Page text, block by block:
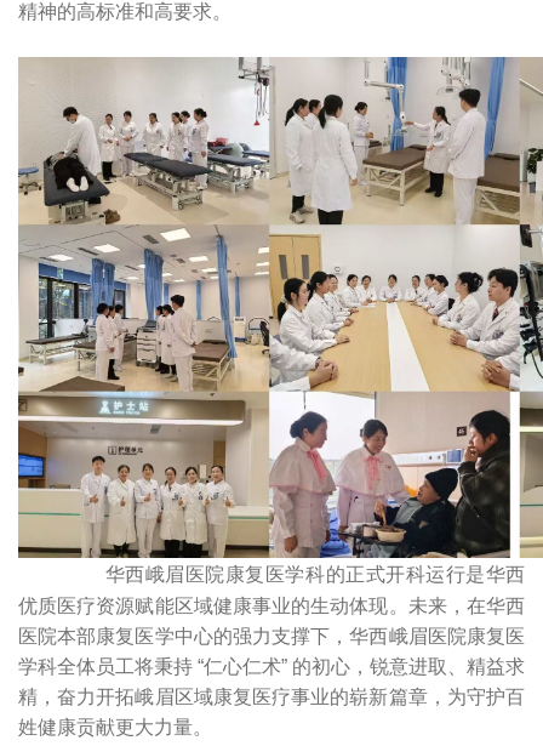
精神的高标准和高要求。
华西峨眉医院康复医学科的正式开科运行是华西
优质医疗资源赋能区域健康事业的生动体现。未来，在华西
医院本部康复医学中心的强力支撑下，华西峨眉医院康复医
学科全体员工将秉持 “仁心仁术” 的初心，锐意进取、精益求
精，奋力开拓峨眉区域康复医疗事业的崭新篇章，为守护百
姓健康贡献更大力量。